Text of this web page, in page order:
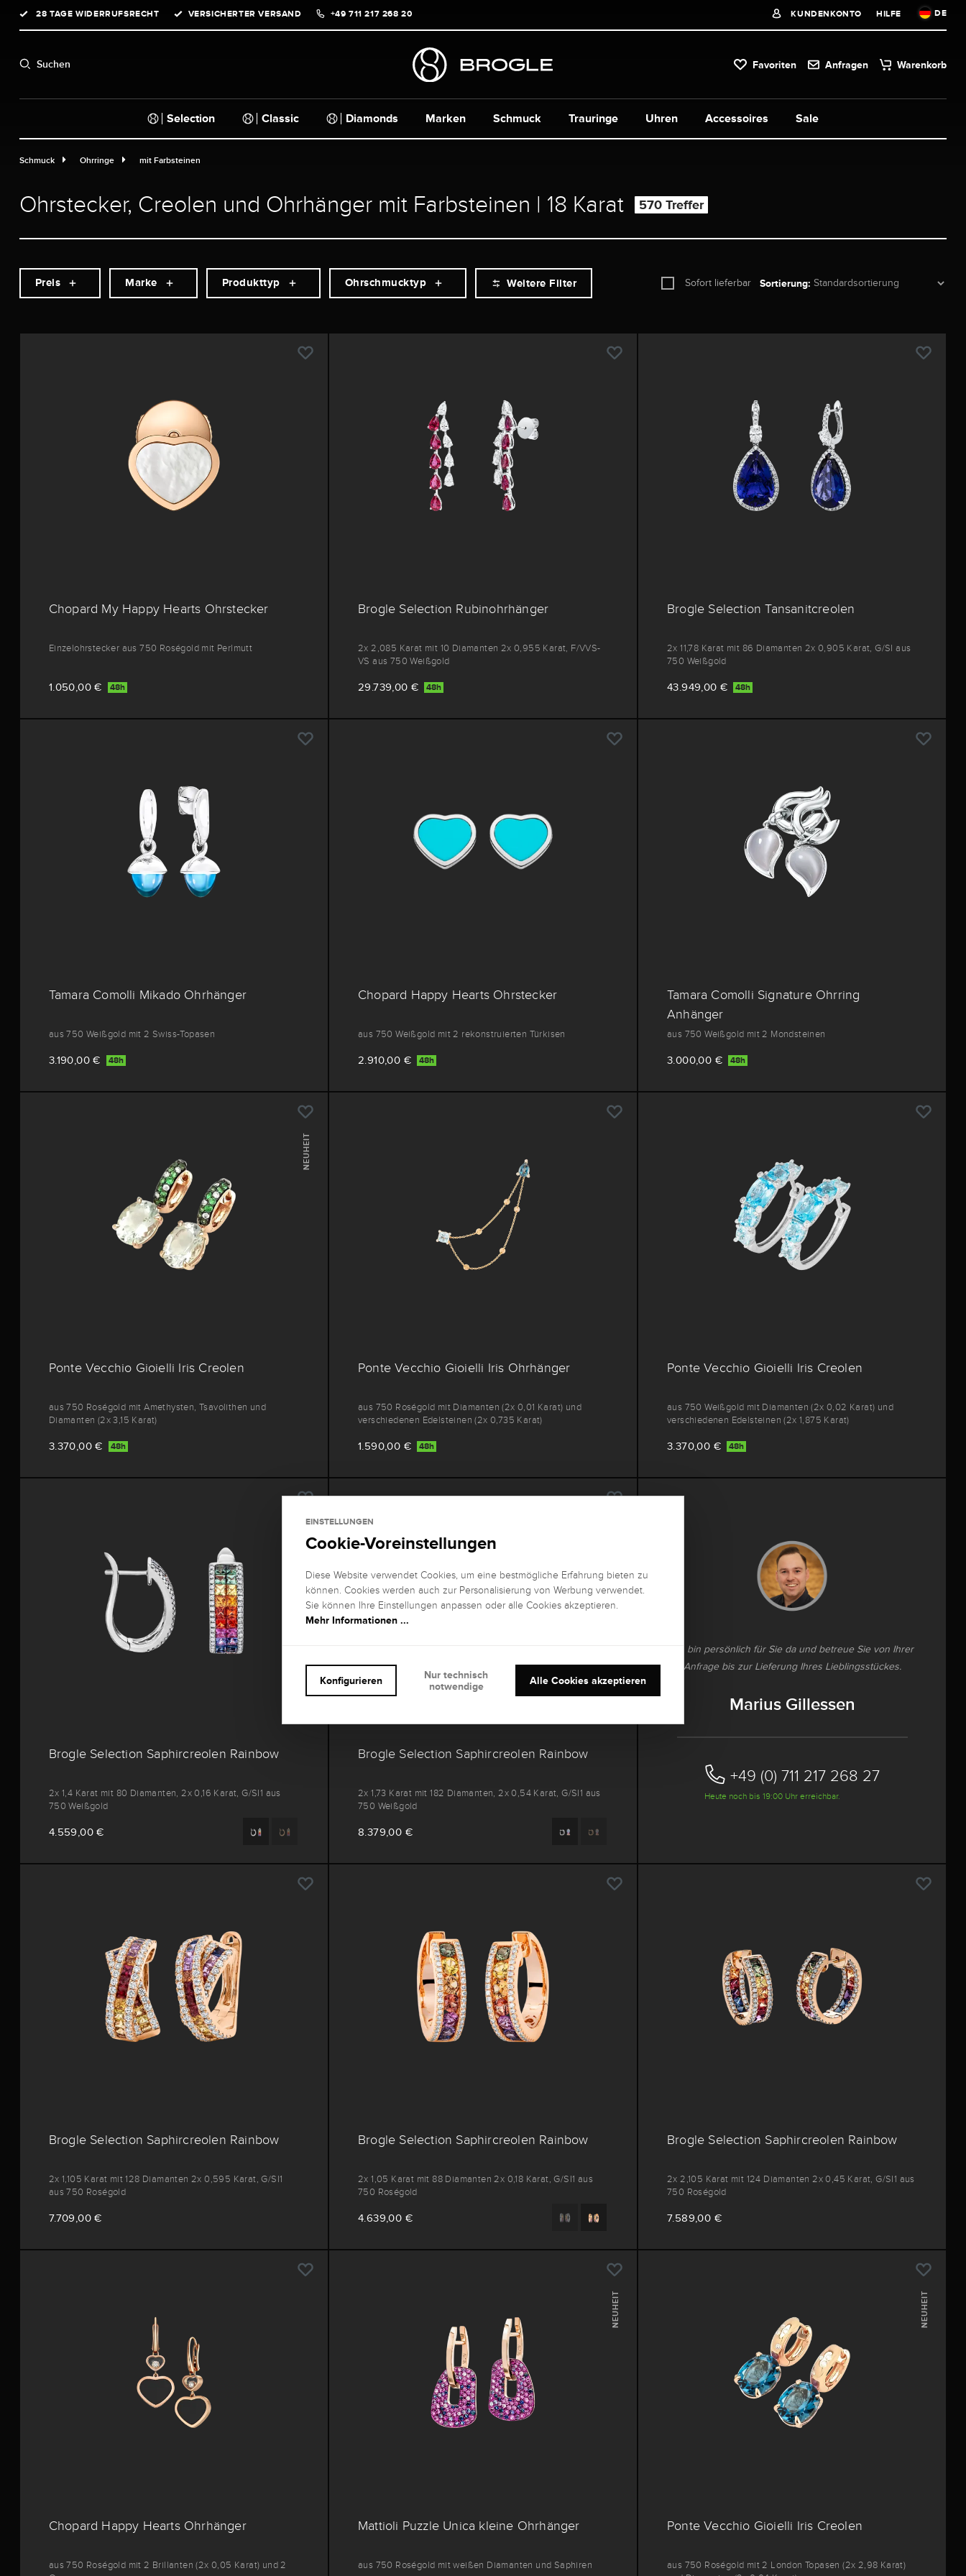
Zur Hauptnavigation springen
28 TAGE WIDERRUFSRECHT VERSICHERTER VERSAND +49 711 217 268 20 KUNDENKONTO HILFE DE
Suchen Favoriten Anfragen Warenkorb
Selection Classic Diamonds Marken Schmuck Uhren Accessoires Sale
Trauringe
Schmuck Ohrringe mit Farbsteinen
Ohrstecker, Creolen und Ohrhänger mit Farbsteinen | 18 Karat 570 Treffer
Preis Marke Produkttyp Ohrschmucktyp Weitere Filter Sofort lieferbar Sortierung:
Chopard My Happy Hearts Ohrstecker
Einzelohrstecker aus 750 Roségold mit Perlmutt
1.050,00 € 48h
Brogle Selection Rubinohrhänger
2x 2,085 Karat mit 10 Diamanten 2x 0,955 Karat, F/VVS-
VS aus 750 Weißgold
29.739,00 € 48h
Brogle Selection Tansanitcreolen
2x 11,78 Karat mit 86 Diamanten 2x 0,905 Karat, G/SI aus
750 Weißgold
43.949,00 € 48h
Tamara Comolli Mikado Ohrhänger
aus 750 Weißgold mit 2 Swiss-Topasen
3.190,00 € 48h
Chopard Happy Hearts Ohrstecker
aus 750 Weißgold mit 2 rekonstruierten Türkisen
2.910,00 € 48h
Tamara Comolli Signature Ohrring
Anhänger
aus 750 Weißgold mit 2 Mondsteinen
3.000,00 € 48h
NEUHEIT
Ponte Vecchio Gioielli Iris Creolen
aus 750 Roségold mit Amethysten, Tsavolithen und
Diamanten (2x 3,15 Karat)
3.370,00 € 48h
Ponte Vecchio Gioielli Iris Ohrhänger
aus 750 Roségold mit Diamanten (2x 0,01 Karat) und
verschiedenen Edelsteinen (2x 0,735 Karat)
1.590,00 € 48h
Ponte Vecchio Gioielli Iris Creolen
aus 750 Weißgold mit Diamanten (2x 0,02 Karat) und
verschiedenen Edelsteinen (2x 1,875 Karat)
3.370,00 € 48h
Brogle Selection Saphircreolen Rainbow
2x 1,4 Karat mit 80 Diamanten, 2x 0,16 Karat, G/SI1 aus
750 Weißgold
4.559,00 €
Brogle Selection Saphircreolen Rainbow
2x 1,73 Karat mit 182 Diamanten, 2x 0,54 Karat, G/SI1 aus
750 Weißgold
8.379,00 €
Ich bin persönlich für Sie da und betreue Sie von Ihrer
Anfrage bis zur Lieferung Ihres Lieblingsstückes.
Marius Gillessen
+49 (0) 711 217 268 27
Heute noch bis 19:00 Uhr erreichbar.
Brogle Selection Saphircreolen Rainbow
2x 1,105 Karat mit 128 Diamanten 2x 0,595 Karat, G/SI1
aus 750 Roségold
7.709,00 €
Brogle Selection Saphircreolen Rainbow
2x 1,05 Karat mit 88 Diamanten 2x 0,18 Karat, G/SI1 aus
750 Roségold
4.639,00 €
Brogle Selection Saphircreolen Rainbow
2x 2,105 Karat mit 124 Diamanten 2x 0,45 Karat, G/SI1 aus
750 Roségold
7.589,00 €
Chopard Happy Hearts Ohrhänger
aus 750 Roségold mit 2 Brillanten (2x 0,05 Karat) und 2
NEUHEIT
Mattioli Puzzle Unica kleine Ohrhänger
aus 750 Roségold mit weißen Diamanten und Saphiren
NEUHEIT
Ponte Vecchio Gioielli Iris Creolen
aus 750 Roségold mit 2 London Topasen (2x 2,98 Karat)
EINSTELLUNGEN
Cookie-Voreinstellungen
Diese Website verwendet Cookies, um eine bestmögliche Erfahrung bieten zu
können. Cookies werden auch zur Personalisierung von Werbung verwendet.
Sie können Ihre Einstellungen anpassen oder alle Cookies akzeptieren.
Mehr Informationen ...
Alle Cookies akzeptieren
Konfigurieren
Nur technisch
notwendige